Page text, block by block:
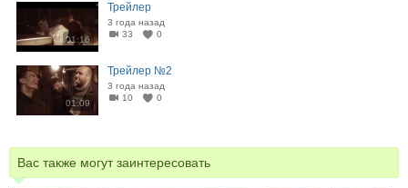
01:16
Трейлер
3 года назад
33
0
01:09
Трейлер №2
3 года назад
10
0
Вас также могут заинтересовать